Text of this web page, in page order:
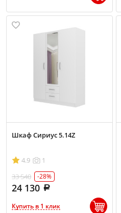
Шкаф Сириус 5.14Z
4.9
1
33 540
-28%
24 130
Купить в 1 клик